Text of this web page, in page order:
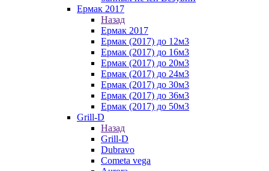
Ермак 2017
Назад
Ермак 2017
Ермак (2017) до 12м3
Ермак (2017) до 16м3
Ермак (2017) до 20м3
Ермак (2017) до 24м3
Ермак (2017) до 30м3
Ермак (2017) до 36м3
Ермак (2017) до 50м3
Grill-D
Назад
Grill-D
Dubravo
Cometa vega